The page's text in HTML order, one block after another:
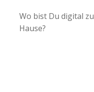
Wo bist Du digital zu
Hause?